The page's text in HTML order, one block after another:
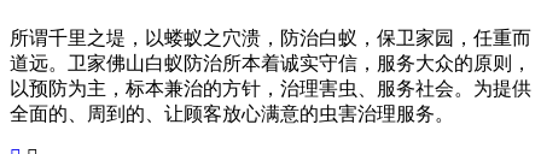
所谓千里之堤，以蝼蚁之穴溃，防治白蚁，保卫家园，任重而
道远。卫家佛山白蚁防治所本着诚实守信，服务大众的原则，
以预防为主，标本兼治的方针，治理害虫、服务社会。为提供
全面的、周到的、让顾客放心满意的虫害治理服务。